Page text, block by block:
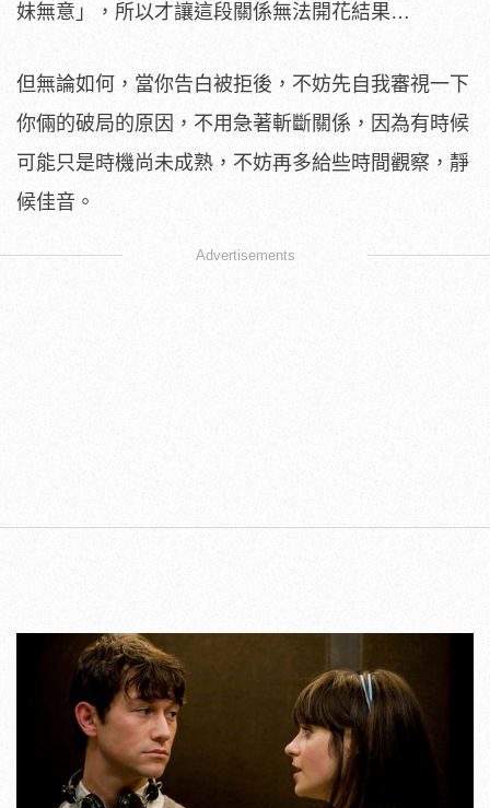
妹無意」，所以才讓這段關係無法開花結果…
但無論如何，當你告白被拒後，不妨先自我審視一下
你倆的破局的原因，不用急著斬斷關係，因為有時候
可能只是時機尚未成熟，不妨再多給些時間觀察，靜
候佳音。
Advertisements